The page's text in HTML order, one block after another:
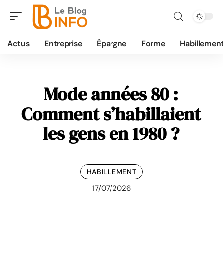
Actus Entreprise Épargne Forme
Mode années 80 :
Comment s’habillaient
les gens en 1980 ?
HABILLEMENT
17/07/2026